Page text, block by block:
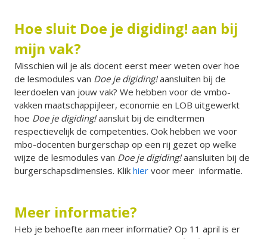
Hoe sluit Doe je digiding! aan bij
mijn vak?
Misschien wil je als docent eerst meer weten over hoe
de lesmodules van Doe je digiding!aansluiten bij de
leerdoelen van jouw vak? We hebben voor de vmbo-
vakken maatschappijleer, economie en LOB uitgewerkt
hoe Doe je digiding!aansluit bij de eindtermen
respectievelijk de competenties. Ook hebben we voor
mbo-docenten burgerschap op een rij gezet op welke
wijze de lesmodules van Doe je digiding!aansluiten bij de
burgerschapsdimensies. Klikhier voor meer informatie.
Meer informatie?
Heb je behoefte aan meer informatie? Op 11 april is er